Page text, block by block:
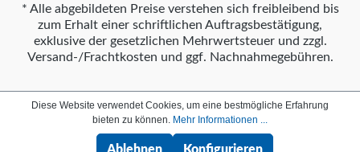
* Alle abgebildeten Preise verstehen sich freibleibend bis
zum Erhalt einer schriftlichen Auftragsbestätigung,
exklusive der gesetzlichen Mehrwertsteuer und zzgl.
Versand-/Frachtkosten und ggf. Nachnahmegebühren.
Diese Website verwendet Cookies, um eine bestmögliche Erfahrung
bieten zu können. Mehr Informationen ...